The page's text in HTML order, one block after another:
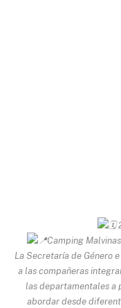
Camping
La Secretaría de Género
a las compañeras
las departamentales a
abordar desde